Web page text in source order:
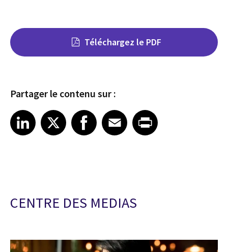
Téléchargez le PDF
Partager le contenu sur :
Share on LinkedIn
LinkedIn
Share on X Share on Facebook
Facebook
Share on EmailEmailShare on Print
CENTRE DES MEDIAS